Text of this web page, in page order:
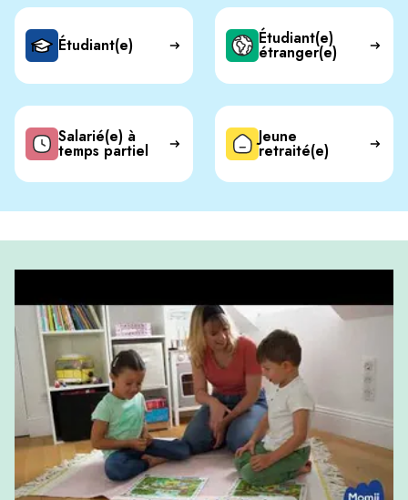
Étudiant(e) Étudiant(e)
étranger(e)
Salarié(e) à
temps partiel
Jeune
retraité(e)